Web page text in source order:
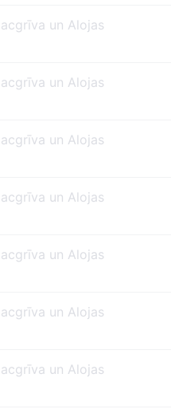
un Alojas
un Alojas
un Alojas
un Alojas
un Alojas
un Alojas
un Alojas